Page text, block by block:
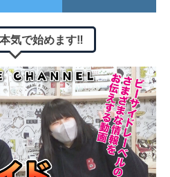
気で始めます‼︎